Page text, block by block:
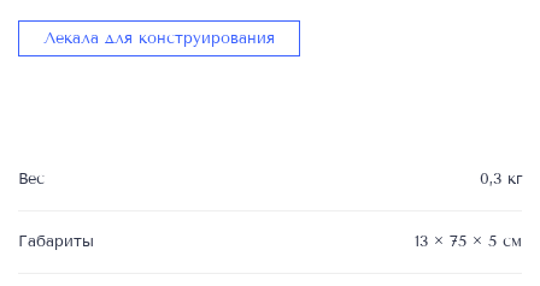
FAN
Лекала для конструирования
Вес 0,3 кг
Габариты 13 × 75 × 5 см